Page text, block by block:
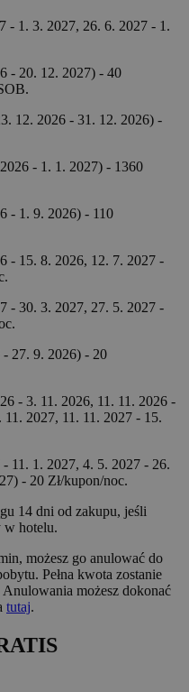
- 1. 3. 2027, 26. 6. 2027 - 1.
- 20. 12. 2027) - 40
12. 2026 - 31. 12. 2026) -
- 1. 1. 2027) - 1360
- 1. 9. 2026) - 110
- 15. 8. 2026, 12. 7. 2027 -
- 30. 3. 2027, 27. 5. 2027 -
- 27. 9. 2026) - 20
- 3. 11. 2026, 11. 11. 2026 -
2027, 11. 11. 2027 - 15.
11. 1. 2027, 4. 5. 2027 - 26.
- 20 Zł/kupon/noc.
14 dni od zakupu, jeśli
w hotelu.
możesz go anulować do
Pełna kwota zostanie
możesz dokonać
tutaj.